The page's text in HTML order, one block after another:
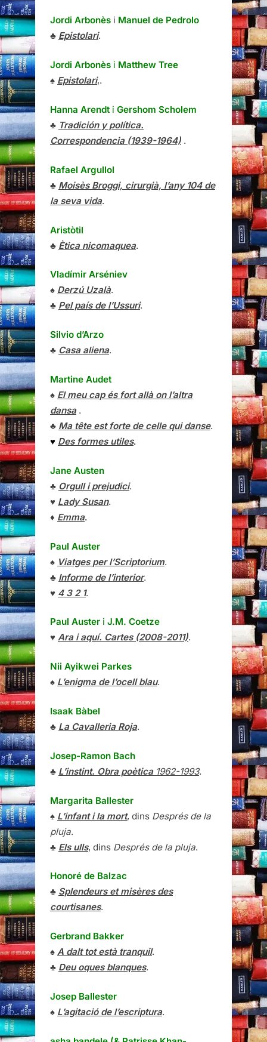
Jordi Arbonès i Manuel de Pedrolo
♣ Epistolari.
Jordi Arbonès i Matthew Tree
♠ Epistolari,.
Hanna Arendt i Gershom Scholem
♣ Tradición y política.
Correspondencia (1939-1964) .
Rafael Argullol
♣ Moisès Broggi, cirurgià, l’any 104 de
la seva vida.
Aristòtil
♣ Ètica nicomaquea.
Vladímir Arséniev
♠ Derzú Uzalà.
♣ Pel país de l’Ussuri.
Silvio d’Arzo
♣ Casa aliena.
Martine Audet
♠ El meu cap és fort allà on l’altra
dansa.
♣ Ma tête est forte de celle qui danse.
♥ Des formes utiles.
Jane Austen
♣ Orgull i prejudici.
♥ Lady Susan.
♦ Emma.
Paul Auster
♠ Viatges per l’Scriptorium.
♣ Informe de l’interior.
♥ 4 3 2 1.
Paul Auster i J.M. Coetze
♥ Ara i aquí. Cartes (2008-2011).
Nii Ayikwei Parkes
♠ L’enigma de l’ocell blau.
Isaak Bàbel
♣ La Cavalleria Roja.
Josep-Ramon Bach
♣ L’instint. Obra poètica1962-1993.
Margarita Ballester
♠ L’infant i la mort, dins Després de la
pluja.
♣ Els ulls, dins Després de la pluja.
Honoré de Balzac
♣ Splendeurs et misères des
courtisanes.
Gerbrand Bakker
♠ A dalt tot està tranquil.
♣ Deu oques blanques.
Josep Ballester
♠ L’agitació de l’escriptura.